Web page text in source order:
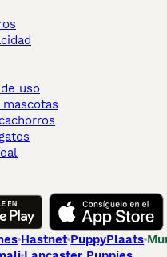
uso
Hastnet PuppyPlaats